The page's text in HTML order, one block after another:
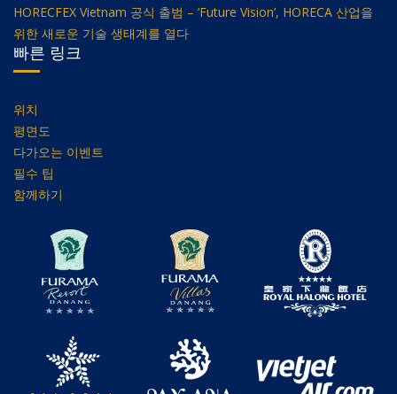
HORECFEX Vietnam 공식 출범 – ‘Future Vision’, HORECA 산업을
위한 새로운 기술 생태계를 열다
빠른 링크
위치
평면도
다가오는 이벤트
필수 팁
함께하기